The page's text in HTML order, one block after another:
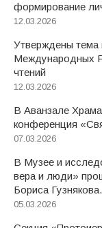
формирование
12.03.2026
Утверждены тема
Международных
чтений
12.03.2026
В Аванзале
конференция
07.03.2026
В Музее и
вера и люди»
Бориса
05.03.2026